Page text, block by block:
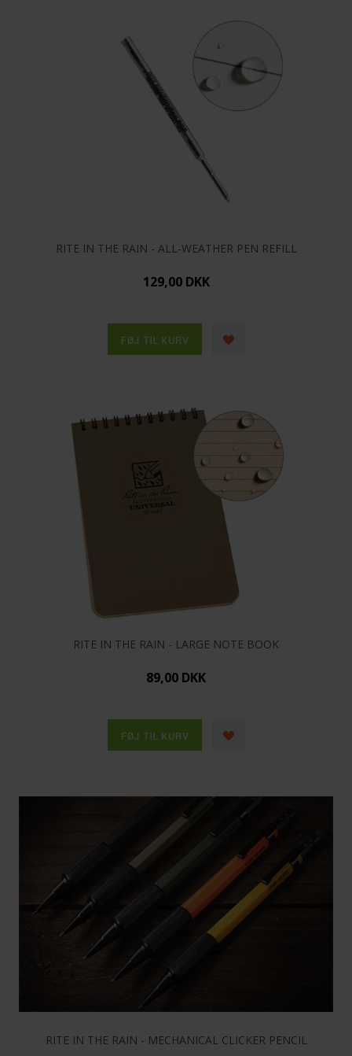
RITE IN THE RAIN - ALL-WEATHER PEN REFILL
129,00 DKK
RITE IN THE RAIN - LARGE NOTE BOOK
89,00 DKK
RITE IN THE RAIN - MECHANICAL CLICKER PENCIL